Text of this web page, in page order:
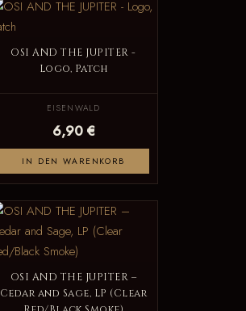
OSI AND THE JUPITER -
Logo, Patch
EISENWALD
6,90 €
IN DEN WARENKORB
OSI AND THE JUPITER –
Cedar and Sage, LP (Clear